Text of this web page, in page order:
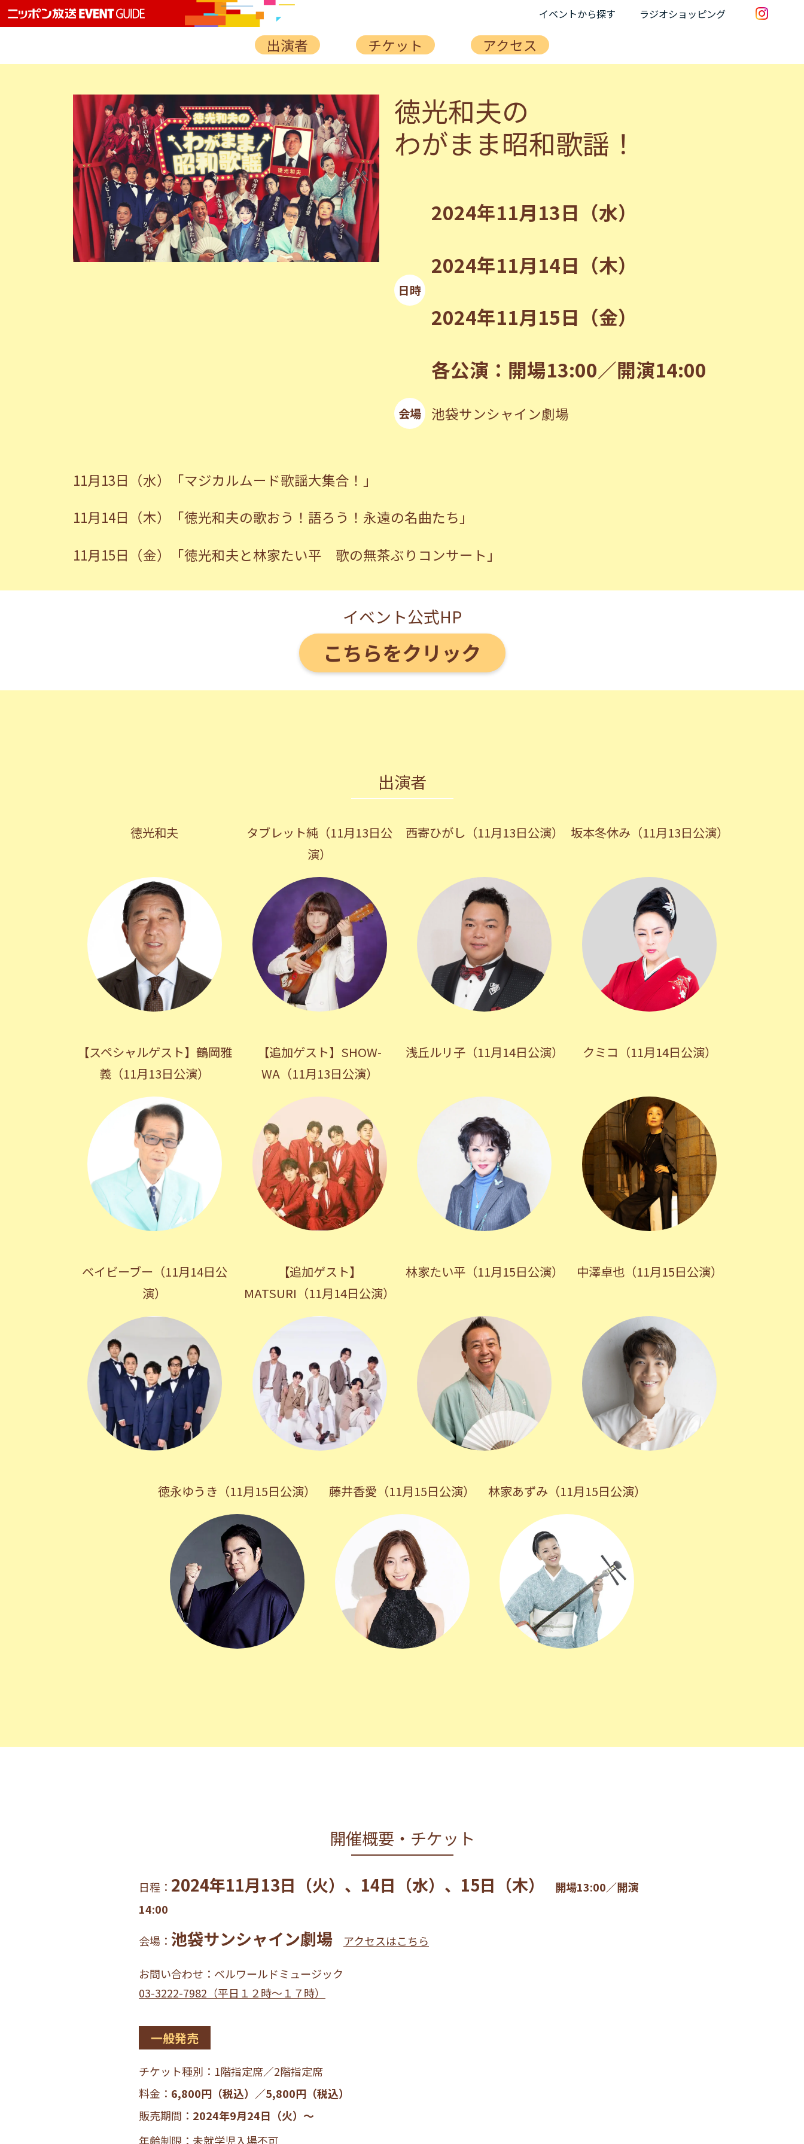
イベントから探す ラジオショッピング
出演者 チケット アクセス
徳光和夫の
わがまま昭和歌謡！
日時
2024年11月13日（水）
2024年11月14日（木）
2024年11月15日（金）
各公演：開場13:00／開演14:00
会場 池袋サンシャイン劇場
11月13日（水）「マジカルムード歌謡大集合！」
11月14日（木）「徳光和夫の歌おう！語ろう！永遠の名曲たち」
11月15日（金）「徳光和夫と林家たい平 歌の無茶ぶりコンサート」
イベント公式HP
こちらをクリック
出演者
徳光和夫
タブレット純（11月13日公
演）
西寄ひがし（11月13日公演） 坂本冬休み（11月13日公演）
【スペシャルゲスト】鶴岡雅
義（11月13日公演）
【追加ゲスト】SHOW-
WA（11月13日公演）
浅丘ルリ子（11月14日公演） クミコ（11月14日公演）
ベイビーブー（11月14日公
演）
【追加ゲスト】
MATSURI（11月14日公演）
林家たい平（11月15日公演） 中澤卓也（11月15日公演）
徳永ゆうき（11月15日公演） 藤井香愛（11月15日公演） 林家あずみ（11月15日公演）
開催概要・チケット
日程： 2024年11月13日（火）、14日（水）、15日（木）
開場13:00／開演
14:00
会場： 池袋サンシャイン劇場 アクセスはこちら
お問い合わせ： ベルワールドミュージック
03-3222-7982（平日１２時～１７時）
一般発売
チケット種別： 1階指定席／2階指定席
料金： 6,800円（税込）／5,800円（税込）
販売期間： 2024年9月24日（火）～
年齢制限：未就学児入場不可